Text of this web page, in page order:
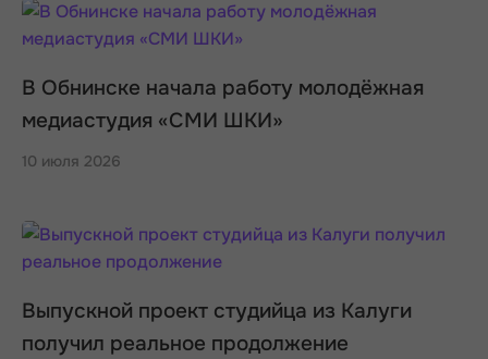
В Обнинске начала работу молодёжная
медиастудия «СМИ ШКИ»
10 июля 2026
Выпускной проект студийца из Калуги
получил реальное продолжение